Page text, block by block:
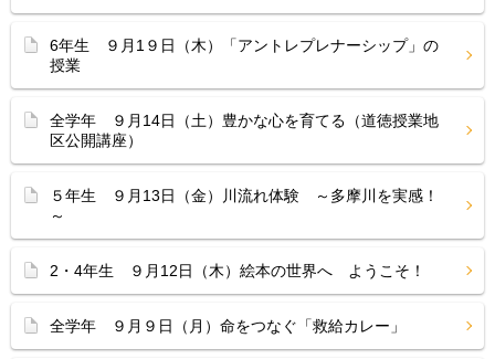
6年生 ９月1９日（木）「アントレプレナーシップ」の
授業
全学年 ９月14日（土）豊かな心を育てる（道徳授業地
区公開講座）
５年生 ９月13日（金）川流れ体験 ～多摩川を実感！
～
2・4年生 ９月12日（木）絵本の世界へ ようこそ！
全学年 ９月９日（月）命をつなぐ「救給カレー」